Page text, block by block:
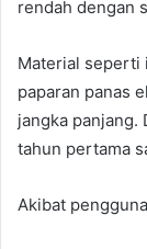
rendah dengan
Material seperti
paparan panas
jangka panjang.
tahun pertama
Akibat